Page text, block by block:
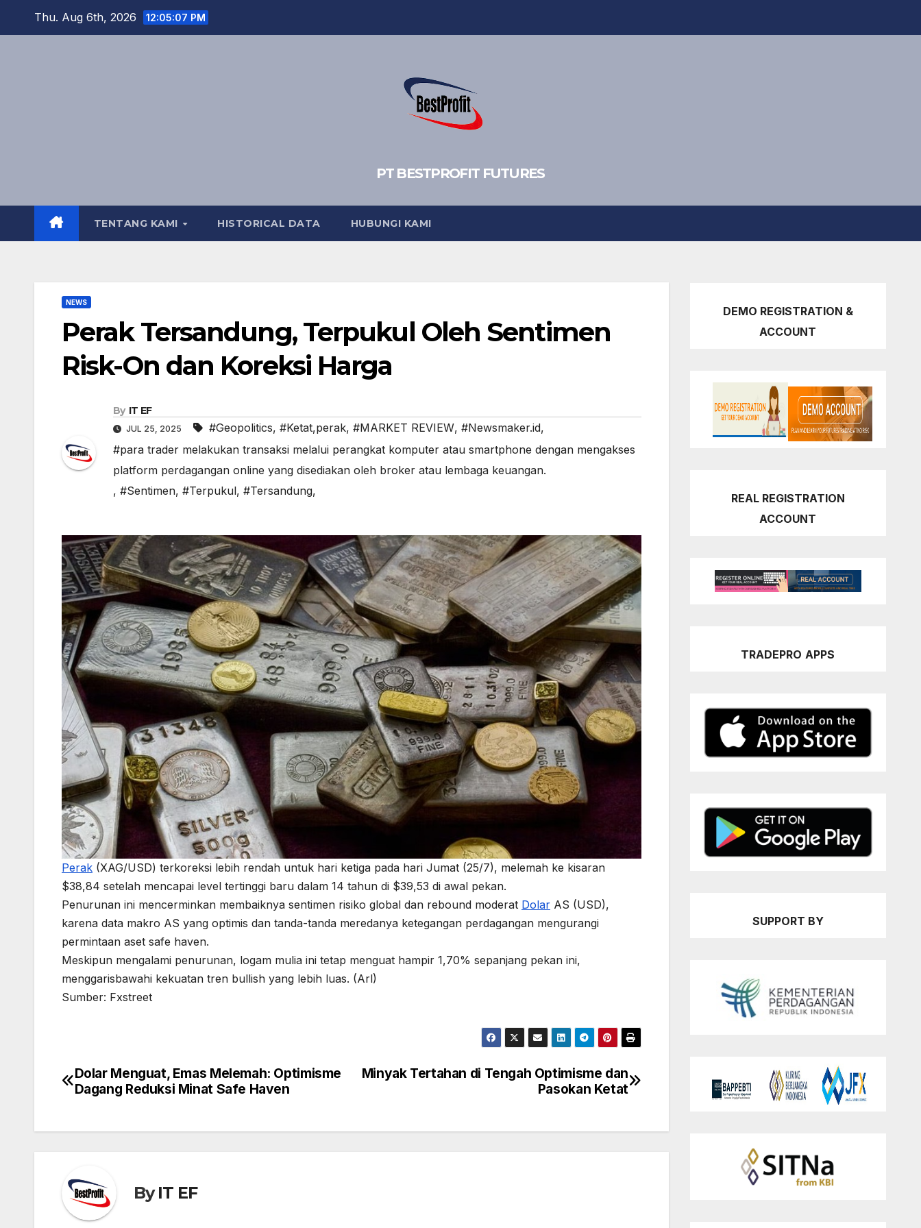
Thu. Aug 6th, 2026 12:05:08 PM
PT BESTPROFIT FUTURES
TENTANG KAMI HISTORICAL DATA HUBUNGI KAMI
NEWS
Perak Tersandung, Terpukul Oleh Sentimen
Risk-On dan Koreksi Harga
By IT EF
JUL 25, 2025 #Geopolitics, #Ketat,perak, #MARKET REVIEW, #Newsmaker.id,
#para trader melakukan transaksi melalui perangkat komputer atau smartphone dengan mengakses
platform perdagangan online yang disediakan oleh broker atau lembaga keuangan.
, #Sentimen, #Terpukul, #Tersandung,
Perak (XAG/USD) terkoreksi lebih rendah untuk hari ketiga pada hari Jumat (25/7), melemah ke kisaran
$38,84 setelah mencapai level tertinggi baru dalam 14 tahun di $39,53 di awal pekan.
Penurunan ini mencerminkan membaiknya sentimen risiko global dan rebound moderat Dolar AS (USD),
karena data makro AS yang optimis dan tanda-tanda meredanya ketegangan perdagangan mengurangi
permintaan aset safe haven.
Meskipun mengalami penurunan, logam mulia ini tetap menguat hampir 1,70% sepanjang pekan ini,
menggarisbawahi kekuatan tren bullish yang lebih luas. (Arl)
Sumber: Fxstreet
Post
navigation
Minyak Tertahan di Tengah Optimisme dan
Pasokan Ketat
Dolar Menguat, Emas Melemah: Optimisme
Dagang Reduksi Minat Safe Haven
ByIT EF
DEMO REGISTRATION &
ACCOUNT
REAL REGISTRATION
ACCOUNT
TRADEPRO APPS
SUPPORT BY